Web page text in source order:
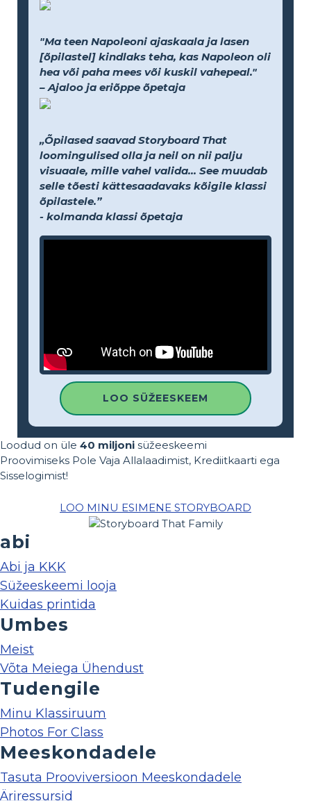
"Ma teen Napoleoni ajaskaala ja lasen
[õpilastel] kindlaks teha, kas Napoleon oli
hea või paha mees või kuskil vahepeal."
– Ajaloo ja eriõppe õpetaja
„Õpilased saavad Storyboard That
loomingulised olla ja neil on nii palju
visuaale, mille vahel valida... See muudab
selle tõesti kättesaadavaks kõigile klassi
õpilastele.”
- kolmanda klassi õpetaja
LOO SÜŽEESKEEM
Loodud on üle 40 miljoni süžeeskeemi
Proovimiseks Pole Vaja Allalaadimist, Krediitkaarti ega
Sisselogimist!
LOO MINU ESIMENE STORYBOARD
abi
Abi ja KKK
Süžeeskeemi looja
Kuidas printida
Umbes
Meist
Võta Meiega Ühendust
Tudengile
Minu Klassiruum
Photos For Class
Meeskondadele
Tasuta Prooviversioon Meeskondadele
Äriressursid